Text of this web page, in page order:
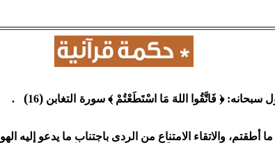
سبحانه: ﴿ فَاتَّقُوا اللهَ مَا اسْتَطَعْتُمْ ﴾ سورة التغابن (
16
)
.
ما أطقتم، والاتقاء الامتناع من الردى باجتناب ما يدعو إليه